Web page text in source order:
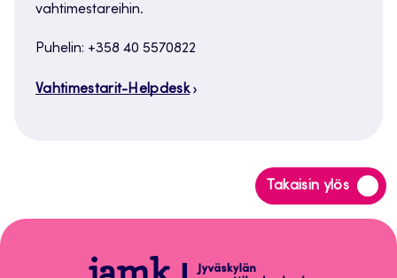
vahtimestareihin.
Puhelin: +358 40 5570822
Vahtimestarit-Helpdesk
Takaisin ylös
Siirry
takaisin
Help